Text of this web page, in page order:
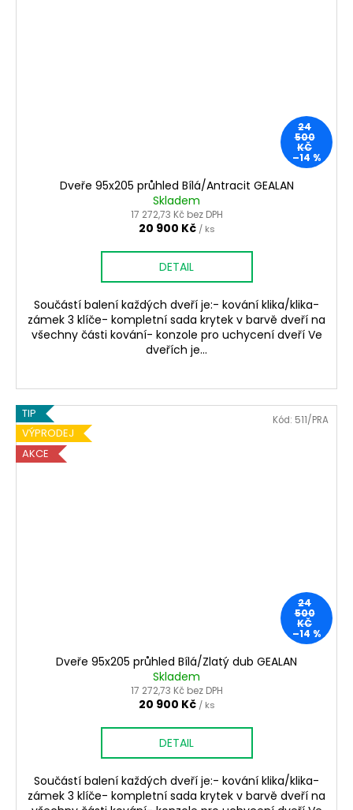
24
500
KČ
–14 %
Dveře 95x205 průhled Bílá/Antracit GEALAN
Skladem
17 272,73 Kč bez DPH
20 900 Kč / ks
DETAIL
Součástí balení každých dveří je:- kování klika/klika-
zámek 3 klíče- kompletní sada krytek v barvě dveří na
všechny části kování- konzole pro uchycení dveří Ve
dveřích je...
TIP
VÝPRODEJ
AKCE
24
500
KČ
–14 %
Dveře 95x205 průhled Bílá/Zlatý dub GEALAN
Skladem
17 272,73 Kč bez DPH
20 900 Kč / ks
DETAIL
Součástí balení každých dveří je:- kování klika/klika-
zámek 3 klíče- kompletní sada krytek v barvě dveří na
Kód: 511/PRA